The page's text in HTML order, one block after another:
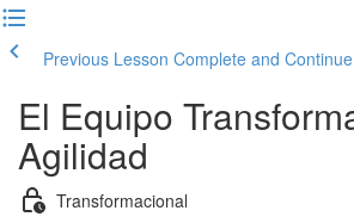
Previous Lesson Complete and Continue
El Equipo
Agilidad
Transformacional